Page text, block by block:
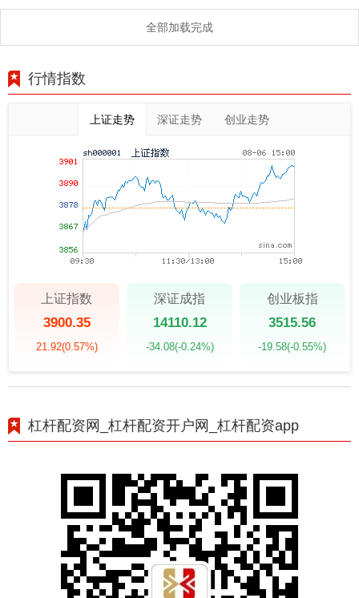
系统安全冗
全部加载完成
行情指数
上证走势 深证走势 创业走势
上证指数
3900.35
21.92(0.57%)
深证成指
14110.12
-34.08(-0.24%)
创业板指
3515.56
-19.58(-0.55%)
杠杆配资网_杠杆配资开户网_杠杆配资app